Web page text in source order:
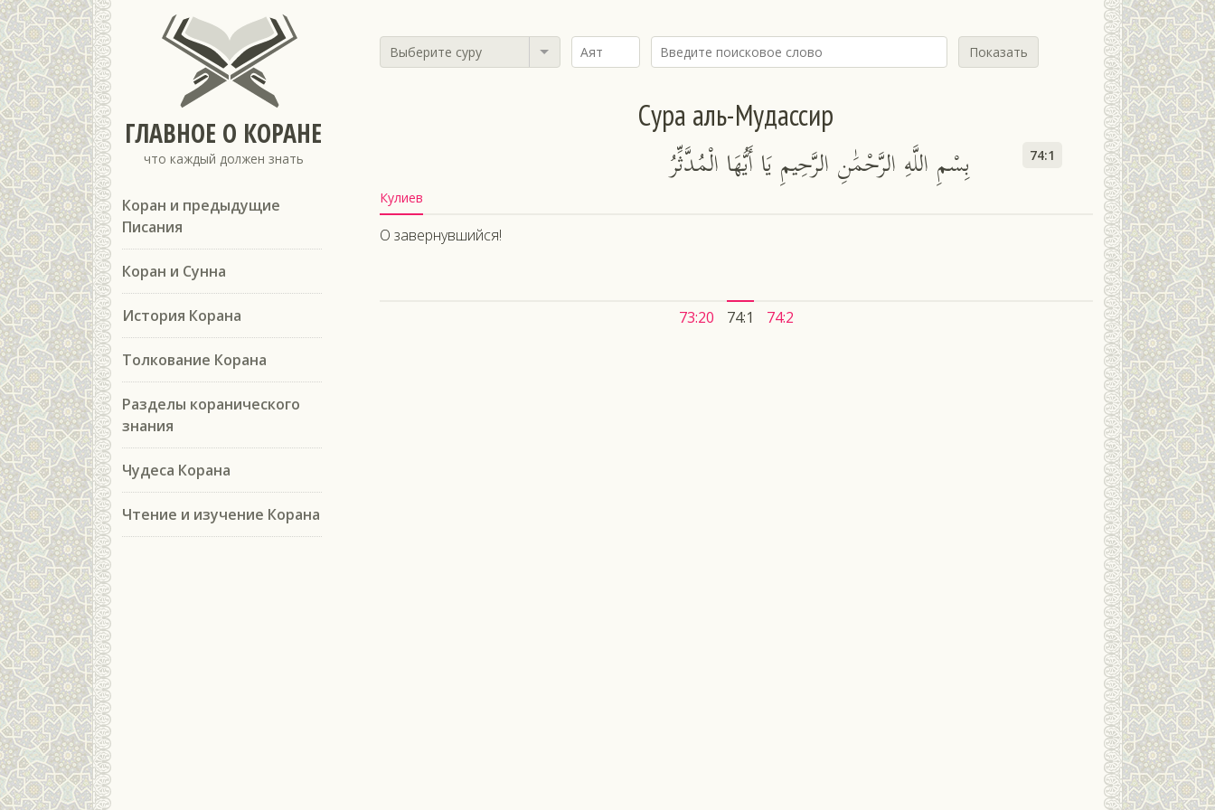
ГЛАВНОЕ О КОРАНЕ
что каждый должен знать
Коран и предыдущие
Писания
Коран и Сунна
История Корана
Толкование Корана
Разделы коранического
знания
Чудеса Корана
Чтение и изучение Корана
Выберите суру Показать
Сура аль-Мудассир
بِسْمِ اللَّهِ الرَّحْمَٰنِ الرَّحِيمِ يَا أَيُّهَا الْمُدَّثِّرُ 74:1
Кулиев
О завернувшийся!
73:20 74:1 74:2